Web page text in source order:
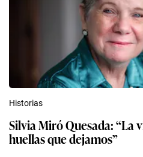
Historias
Silvia Miró Quesada: “La
huellas que dejamos”